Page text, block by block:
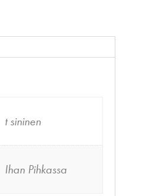
t sininen
Ihan Pihkassa